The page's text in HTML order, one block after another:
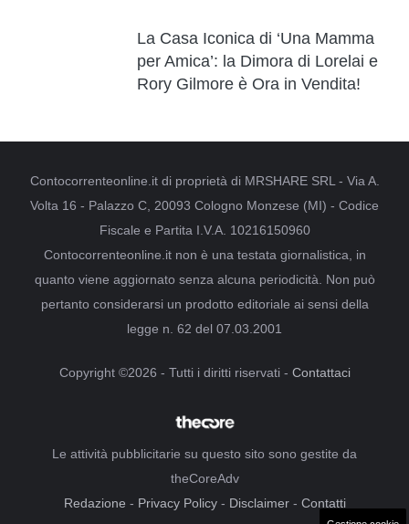
La Casa Iconica di ‘Una Mamma
per Amica’: la Dimora di Lorelai e
Rory Gilmore è Ora in Vendita!
Contocorrenteonline.it di proprietà di MRSHARE SRL - Via A.
Volta 16 - Palazzo C, 20093 Cologno Monzese (MI) - Codice
Fiscale e Partita I.V.A. 10216150960
Contocorrenteonline.it non è una testata giornalistica, in
quanto viene aggiornato senza alcuna periodicità. Non può
pertanto considerarsi un prodotto editoriale ai sensi della
legge n. 62 del 07.03.2001
Copyright ©2026 - Tutti i diritti riservati - Contattaci
Le attività pubblicitarie su questo sito sono gestite da
theCoreAdv
Redazione - Privacy Policy- Disclaimer- Contatti